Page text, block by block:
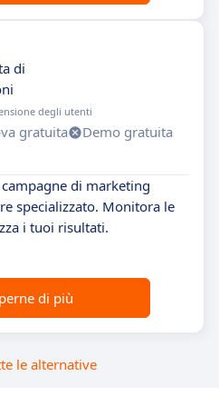
di
degli utenti
gratuita
Demo gratuita
di marketing
specializzato. Monitora le
i tuoi risultati.
di più
le alternative